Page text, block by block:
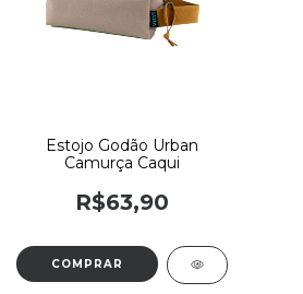
Estojo Godão Urban
Camurça Caqui
R$63,90